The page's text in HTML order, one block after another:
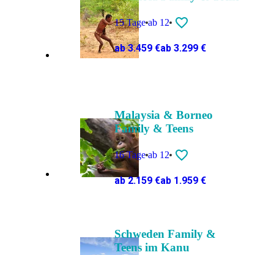
15 Tage ab 12
ab 3.459 €ab 3.299 €
Malaysia & Borneo
Family & Teens
16 Tage ab 12
ab 2.159 €ab 1.959 €
Schweden Family &
Teens im Kanu